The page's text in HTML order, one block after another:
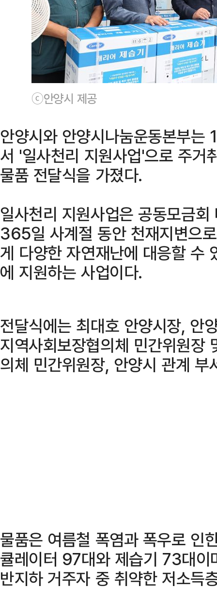
ⓒ안양시 제공
안양시와 안양시나눔운동본부
서 '일사천리 지원사업'으로 주거
물품 전달식을 가졌다.
일사천리 지원사업은 공동모금
365일 사계절 동안 천재지변으
게 다양한 자연재난에 대응할 수
에 지원하는 사업이다.
전달식에는 최대호 안양시장, 안
지역사회보장협의체 민간위원장
의체 민간위원장, 안양시 관계
물품은 여름철 폭염과 폭우로 인
큘레이터 97대와 제습기 73대이
반지하 거주자 중 취약한 저소득